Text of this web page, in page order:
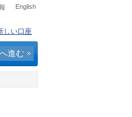
English
しい口座
進む